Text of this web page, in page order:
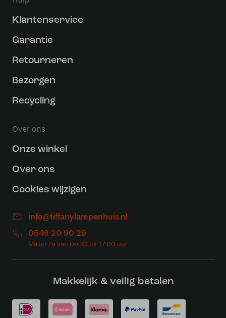
Klantenservice
Garantie
Retourneren
Bezorgen
Recycling
Over ons
Onze winkel
Over ons
Cookies wijzigen
info@tiffanylampenhuis.nl
0548 20 90 29
Makkelijk & veilig betalen